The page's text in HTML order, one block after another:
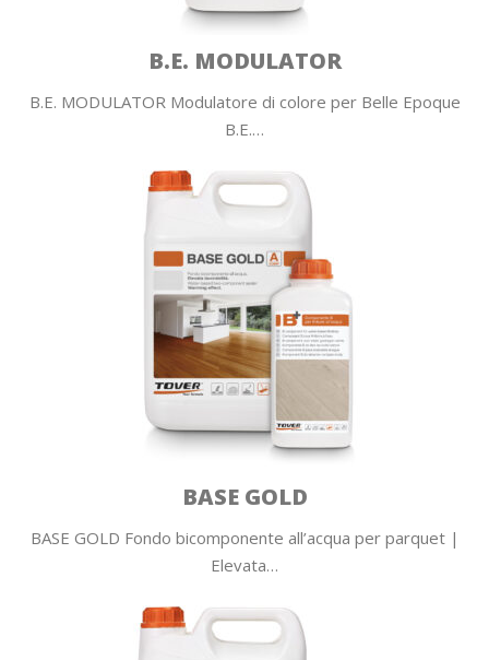
B.E. MODULATOR
B.E. MODULATOR Modulatore di colore per Belle Epoque
B.E.…
BASE GOLD
BASE GOLD Fondo bicomponente all’acqua per parquet |
Elevata…